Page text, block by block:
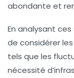
abondante et
En analysant
de considérer
tels que les
nécessité